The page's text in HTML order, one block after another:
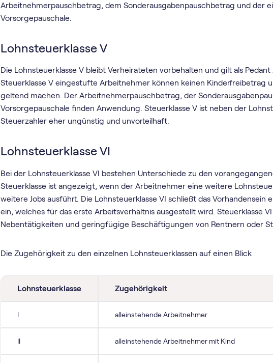
Arbeitnehmerpauschbetrag, dem Sonderausgabenpauschbetrag und der
Vorsorgepauschale.
Lohnsteuerklasse V
Die Lohnsteuerklasse V bleibt Verheirateten vorbehalten und gilt als Pedant
Steuerklasse V eingestufte Arbeitnehmer können keinen Kinderfreibetrag
geltend machen. Der Arbeitnehmerpauschbetrag, der
Vorsorgepauschale finden Anwendung. Steuerklasse V ist neben der
Steuerzahler eher ungünstig und unvorteilhaft.
Lohnsteuerklasse VI
Bei der Lohnsteuerklasse VI bestehen Unterschiede zu den
Steuerklasse ist angezeigt, wenn der Arbeitnehmer eine weitere
weitere Jobs ausführt. Die Lohnsteuerklasse VI schließt das Vorhandensein
ein, welches für das erste Arbeitsverhältnis ausgestellt wird. Steuerklasse
Nebentätigkeiten und geringfügige Beschäftigungen von Rentnern oder
Die Zugehörigkeit zu den einzelnen Lohnsteuerklassen auf einen Blick
Lohnsteuerklasse Zugehörigkeit
I alleinstehende Arbeitnehmer
II alleinstehende Arbeitnehmer mit Kind